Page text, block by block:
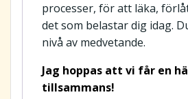
processer, för att läka,
det som belastar dig idag.
nivå av medvetande.
Jag hoppas att vi får en
tillsammans!